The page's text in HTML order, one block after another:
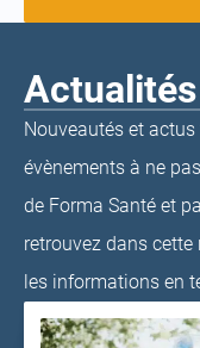
Nouveautés et
évènements à ne
de Forma Santé et
retrouvez dans cette
les informations en